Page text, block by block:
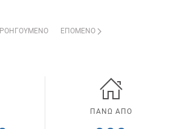
ΕΠΌΜΕΝΟ
ΠΑΝΩ ΑΠΟ